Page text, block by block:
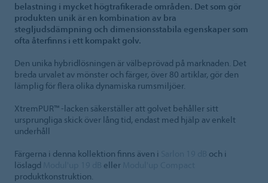
belastning i mycket högtrafikerade områden. Det som gör
produkten unik är en kombination av bra
stegljudsdämpning och dimensionsstabila egenskaper som
ofta återfinns i ett kompakt golv.
Den unika hybridlösningen är välbeprövad på marknaden. Det
breda urvalet av mönster och färger, över 80 artiklar, gör den
lämplig för flera olika dynamiska rumsmiljöer.
XtremPUR™ -lacken säkerställer att golvet behåller sitt
ursprungliga skick över lång tid, endast med hjälp av enkelt
underhåll
Färgerna i denna kollektion finns även i
och i
löslagd
eller
produktkonstruktion.